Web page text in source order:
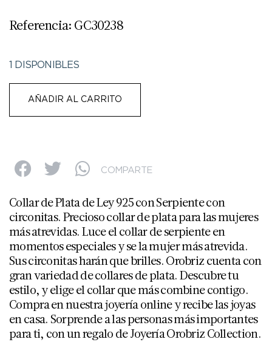
Referencia: GC30238
1 DISPONIBLES
AÑADIR AL CARRITO
COMPARTE
Collar de Plata de Ley 925 con Serpiente con
circonitas. Precioso collar de plata para las mujeres
más atrevidas. Luce el collar de serpiente en
momentos especiales y se la mujer más atrevida.
Sus circonitas harán que brilles. Orobriz cuenta con
gran variedad de collares de plata. Descubre tu
estilo, y elige el collar que más combine contigo.
Compra en nuestra joyería online y recibe las joyas
en casa. Sorprende a las personas más importantes
para ti, con un regalo de Joyería Orobriz Collection.